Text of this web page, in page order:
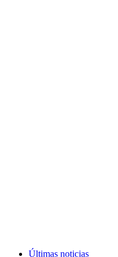
Últimas noticias